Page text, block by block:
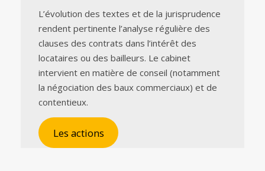
L’évolution des textes et de la jurisprudence
rendent pertinente l’analyse régulière des
clauses des contrats dans l’intérêt des
locataires ou des bailleurs. Le cabinet
intervient en matière de conseil (notamment
la négociation des baux commerciaux) et de
contentieux.
Les actions